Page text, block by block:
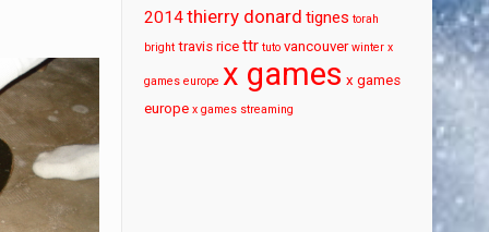
2014thierry donard tignes torah
bright travis rice ttr tuto vancouver winter x
games europe x games x games
europe x games streaming